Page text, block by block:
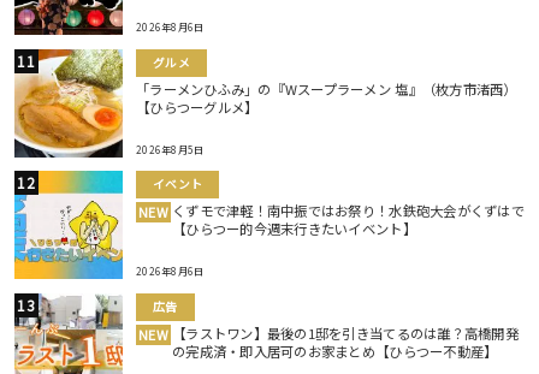
2026年8月6日
グルメ
「ラーメンひふみ」の『Wスープラーメン 塩』（枚方市渚西）
【ひらつーグルメ】
2026年8月5日
イベント
NEW くずモで津軽！南中振ではお祭り！水鉄砲大会がくずはで
【ひらつー的今週末行きたいイベント】
2026年8月6日
広告
NEW
【ラストワン】最後の1邸を引き当てるのは誰？高橋開発
の完成済・即入居可のお家まとめ【ひらつー不動産】